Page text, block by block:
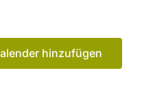
hinzufügen